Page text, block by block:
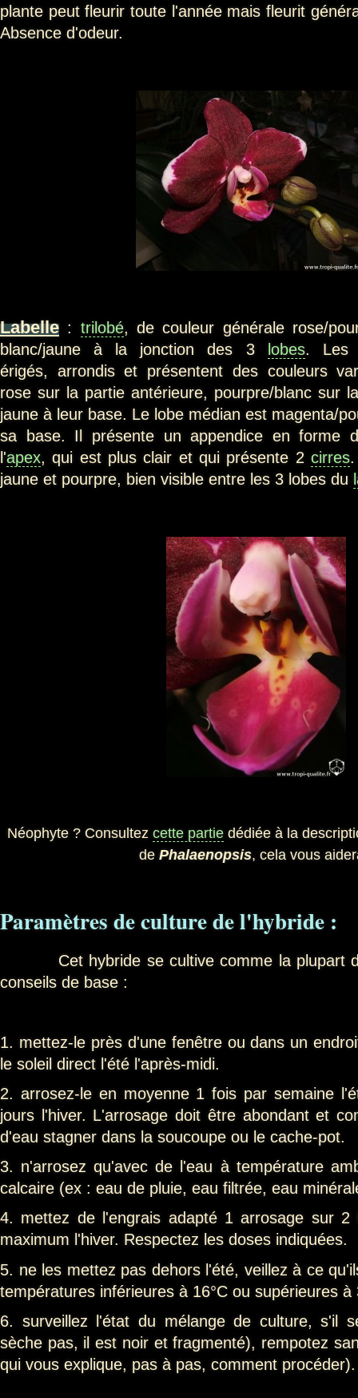
plante peut fleurir toute l'année mais fleurit
Absence d'odeur.
Labelle : trilobé, de couleur générale rose/
blanc/jaune à la jonction des 3
lobes. Les
érigés, arrondis et présentent des couleurs
rose sur la partie antérieure, pourpre/blanc sur
jaune à leur base. Le lobe médian est magenta/
sa base. Il présente un appendice en forme
l'apex, qui est plus clair et qui présente 2 cirres
jaune et pourpre, bien visible entre les 3 lobes du
Néophyte ? Consultez cette partiedédiée à la
de Phalaenopsis, cela vous
Paramètres de culture de l'hybride :
Cet hybride se cultive comme la plupart
conseils de base :
1. mettez-le près d'une fenêtre ou dans un
le soleil direct l'été l'après-midi.
2. arrosez-le en moyenne 1 fois par semaine
jours l'hiver. L'arrosage doit être abondant et
d'eau stagner dans la soucoupe ou le cache-pot.
3. n'arrosez qu'avec de l'eau à température
calcaire (ex : eau de pluie, eau filtrée, eau
4. mettez de l'engrais adapté 1 arrosage sur
maximum l'hiver. Respectez les doses indiquées.
5. ne les mettez pas dehors l'été, veillez à ce
températures inférieures à 16°C ou supérieures à
6. surveillez l'état du mélange de culture, s'il
sèche pas, il est noir et fragmenté), rempotez
qui vous explique, pas à pas, comment procéder).